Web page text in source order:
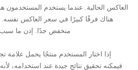
البحث والتطوير التخصيص
العاكس الحالية. عندما يستخدم المستخدمون
هناك فرقًا كبيرًا في سعر العاكس نفسه.
منخفض جدًا. إذن ما سبب
إذا اختار المستخدم منتجًا يحمل علامة
فيمكنه تحقيق نتائج جيدة عند استخدامه،